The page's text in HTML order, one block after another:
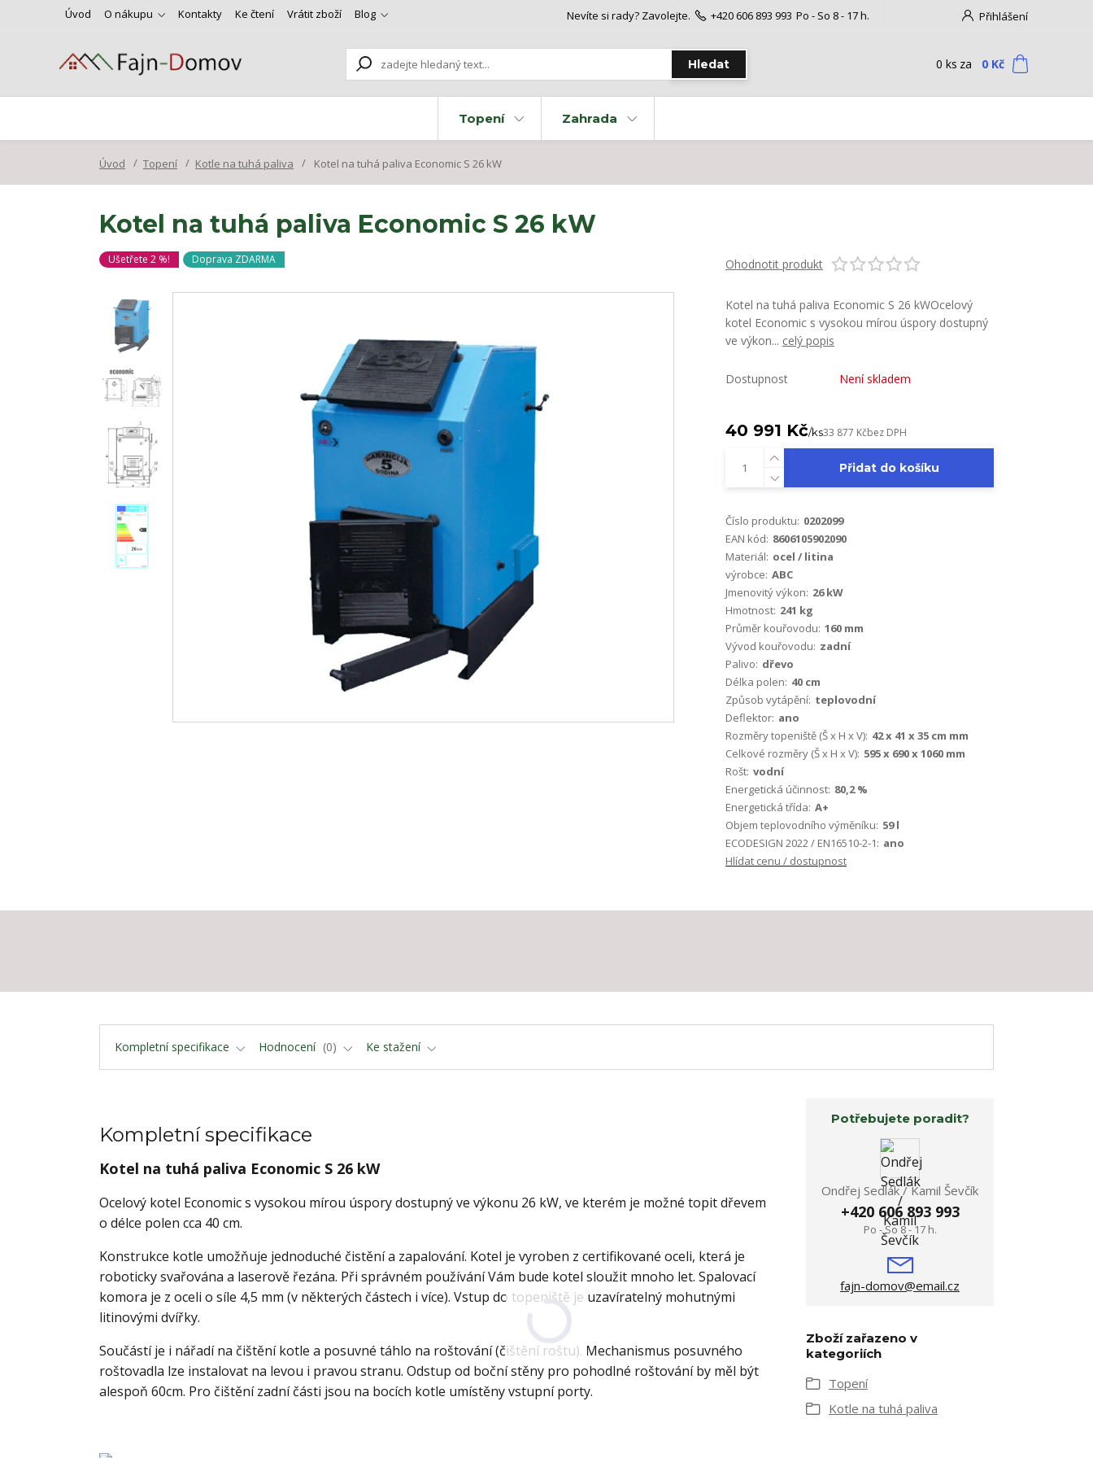
Úvod O nákupu Kontakty Ke čtení Vrátit zboží Blog Přihlášení
Hledat
Nevíte si rady? Zavolejte. +420 606 893 993 Po - So 8 - 17 h.
0 ks za 0 Kč
Topení Zahrada
Úvod Topení Kotle na tuhá paliva Kotel na tuhá paliva Economic S 26 kW
Kotel na tuhá paliva Economic S 26 kW
Ušetřete 2 %! Doprava ZDARMA Ohodnotit produkt
Kotel na tuhá paliva Economic S 26 kWOcelový
kotel Economic s vysokou mírou úspory dostupný
ve výkon... celý popis
Dostupnost Není skladem
40 991 Kč/ks33 877 Kčbez DPH
Přidat do košíku
Číslo produktu: 0202099
EAN kód: 8606105902090
Materiál: ocel / litina
výrobce: ABC
Jmenovitý výkon: 26 kW
Hmotnost: 241 kg
Průměr kouřovodu: 160 mm
Vývod kouřovodu: zadní
Palivo: dřevo
Délka polen: 40 cm
Způsob vytápění: teplovodní
Deflektor: ano
Rozměry topeniště (Š x H x V): 42 x 41 x 35 cm mm
Celkové rozměry (Š x H x V): 595 x 690 x 1060 mm
Rošt: vodní
Energetická účinnost: 80,2 %
Energetická třída: A+
Objem teplovodního výměníku: 59 l
ECODESIGN 2022 / EN16510-2-1: ano
Hlídat cenu / dostupnost
Kompletní specifikace Hodnocení 0 Ke stažení
Kompletní specifikace
Kotel na tuhá paliva Economic S 26 kW
Ocelový kotel Economic s vysokou mírou úspory dostupný ve výkonu 26 kW, ve kterém je možné topit dřevem
o délce polen cca 40 cm.
Konstrukce kotle umožňuje jednoduché čistění a zapalování. Kotel je vyroben z certifikované oceli, která je
roboticky svařována a laserově řezána. Při správném používání Vám bude kotel sloužit mnoho let. Spalovací
komora je z oceli o síle 4,5 mm (v některých částech i více). Vstup do topeniště je uzavíratelný mohutnými
litinovými dvířky.
Součástí je i nářadí na čištění kotle a posuvné táhlo na roštování (čištění roštu). Mechanismus posuvného
roštovadla lze instalovat na levou i pravou stranu. Odstup od boční stěny pro pohodlné roštování by měl být
alespoň 60cm. Pro čištění zadní části jsou na bocích kotle umístěny vstupní porty.
Potřebujete poradit?
Ondřej Sedlák / Kamil Ševčík
+420 606 893 993
Po - So 8 - 17 h.
fajn-domov@email.cz
Zboží zařazeno v
kategoriích
Topení
Kotle na tuhá paliva